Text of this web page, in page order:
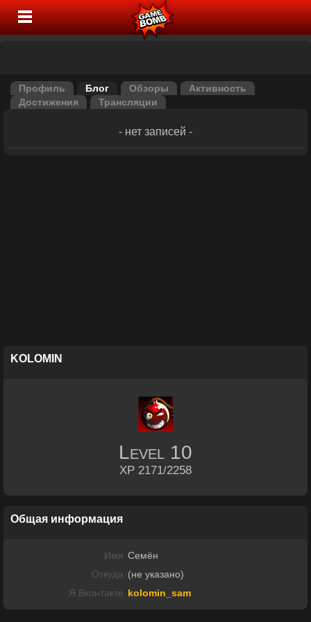
Профиль Блог Обзоры
Активность
Достижения
Трансляции
- нет записей -
KOLOMIN
Level 10
XP 2171/2258
Общая информация
Имя Семён
Откуда (не указано)
Я Вконтакте kolomin_sam